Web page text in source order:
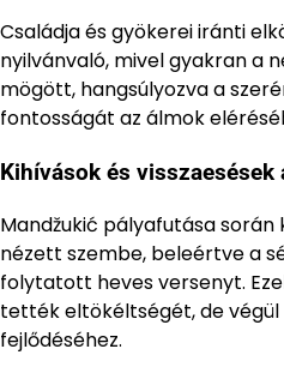
Családja és gyökerei iránti
nyilvánvaló, mivel gyakran a
mögött, hangsúlyozva a
fontosságát az álmok
Kihívások és visszaesések
Mandžukić pályafutása
nézett szembe, beleértve a
folytatott heves versenyt.
tették eltökéltségét, de
fejlődéséhez.